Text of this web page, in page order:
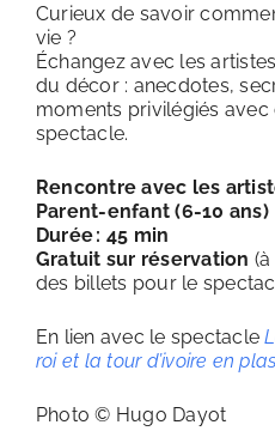
Curieux de savoir
vie ?
Échangez avec les
du décor : anecdotes,
moments privilégiés
spectacle.
Rencontre avec les
Parent-enfant (6-10 ans)
Durée : 45 min
Gratuit sur réservation
des billets pour le
En lien avec le spectacle
roi et la tour d’ivoire en
Photo © Hugo Dayot